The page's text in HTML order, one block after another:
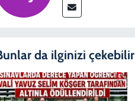
da ilginizi çekebilir